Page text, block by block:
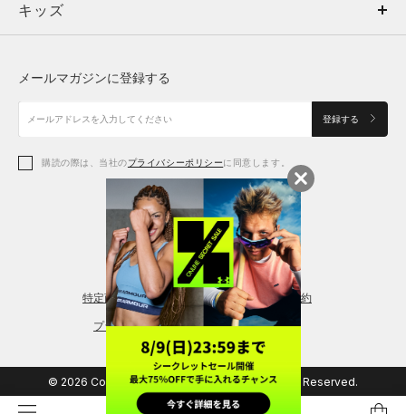
キッズ
アクセサリー
ボトムス
アクセサリー
トップス
シューズ
アクセサリー
レギンス＆タイツ
キッズ
シューズ
メールマガジンに登録する
登録する
購読の際は、当社のプライバシーポリシーに同意します。
特定商取引法に基づく通販の表記 会員規約
プライバシーポリシー
© 2026 Copyright DOME Corporation. All Rights Reserved.